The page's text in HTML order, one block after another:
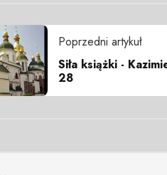
Poprzedni artykuł
Siła książki -
28